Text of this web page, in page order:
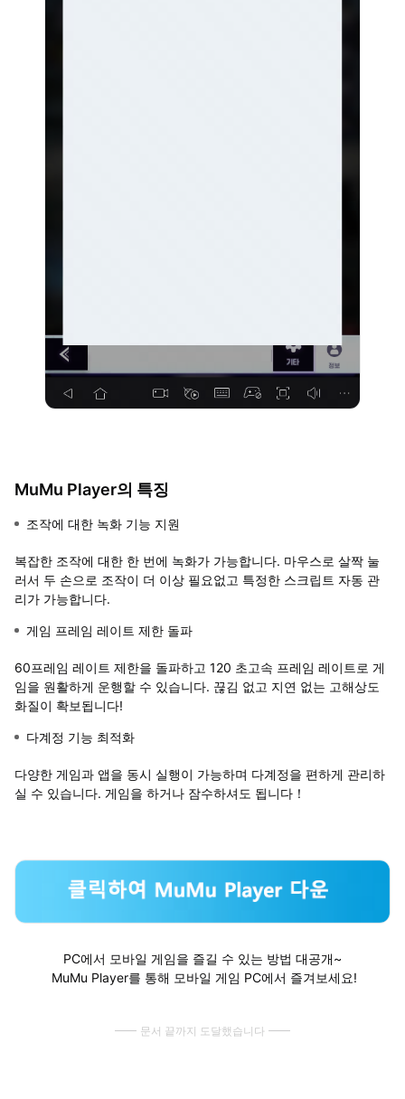
MuMu Player의 특징
조작에 대한 녹화 기능 지원
복잡한 조작에 대한 한 번에 녹화가 가능합니다. 마우스로 살짝 눌
러서 두 손으로 조작이 더 이상 필요없고 특정한 스크립트 자동 관
리가 가능합니다.
게임 프레임 레이트 제한 돌파
60프레임 레이트 제한을 돌파하고 120 초고속 프레임 레이트로 게
임을 원활하게 운행할 수 있습니다. 끊김 없고 지연 없는 고해상도
화질이 확보됩니다!
다계정 기능 최적화
다양한 게임과 앱을 동시 실행이 가능하며 다계정을 편하게 관리하
실 수 있습니다. 게임을 하거나 잠수하셔도 됩니다！
PC에서 모바일 게임을 즐길 수 있는 방법 대공개~
MuMu Player를 통해 모바일 게임 PC에서 즐겨보세요!
문서 끝까지 도달했습니다